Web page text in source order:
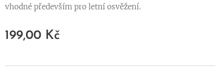
vhodné především pro letní osvěžení.
199,00 Kč